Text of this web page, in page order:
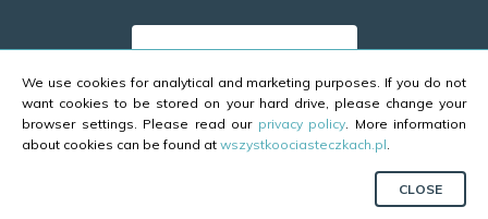
FIND OUT MORE
Copyright ©2026 Galeria Brama Mazur
We use cookies for analytical and marketing purposes. If you do not
want cookies to be stored on your hard drive, please change your
browser settings. Please read our privacy policy. More information
about cookies can be found at wszystkoociasteczkach.pl.
CLOSE